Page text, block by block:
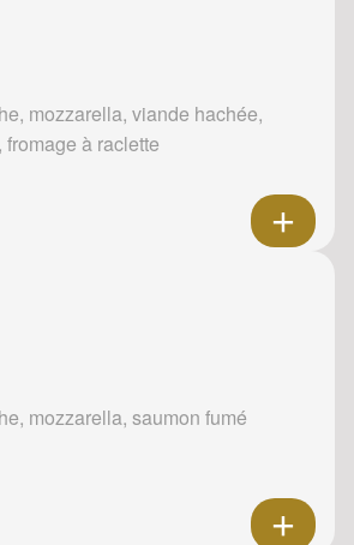
mozzarella, viande hachée,
à raclette
mozzarella, saumon fumé